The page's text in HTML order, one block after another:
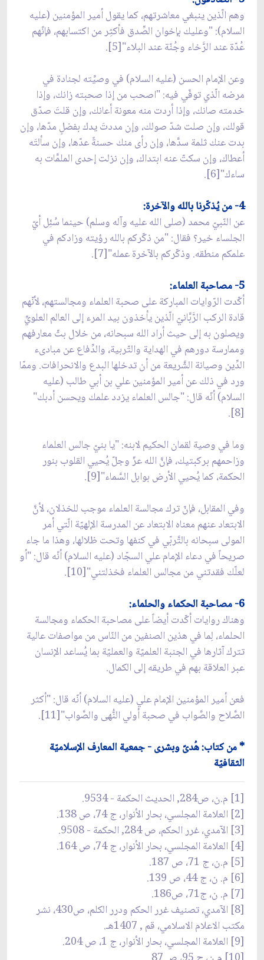
وهم الّذين ينبغي معاشرتهم، كما يقول أمير المؤمنين (عليه
السلام): "وعليك بإخوان الصِّدق فأكثِر من اكتسابهم، فإنّهم
عُدّة عند الرَّخاء وجُنّة عند البلاء"[5].
وعن الإمام الحسن (عليه السلام) في وصيِّته لجنادة في
مرضه الّذي توفّي فيه: "اصحب من إذا صحبته زانك، وإذا
خدمته صانك، وإذا أردت منه معونة أعانك، وإن قلتَ صدّق
قولك، وإن صلت شدّ صولك، وإن مددتَ يدك بفضلٍ مدّها، وإن
بدت عنك ثلمة سدَّها، وإن رأى منك حسنةً عدّها، وإن سألتَه
أعطاك، وإن سكتّ عنه ابتداك، وإن نزلت إحدى الملمَّات به
ساءك"[6].
4- من يُذكّرنا بالله والآخرة:
عن النّبيّ محمد (صلى الله عليه وآله وسلم) حينما سُئِل أيّ
الجلساء خير؟ فقال: "من ذكّركم بالله رؤيته وزادكم في
علمكم منطقه. وذكّركم بالآخرة عمله"[7].
5- مصاحبة العلماء:
أكّدت الرّوايات المباركة على صحبة العلماء ومجالستهم، لأنّهم
قادة الركب الرَّبَّانيّ الّذين يأخذون بيد المرء إلى العالم العلويِّ
ويصلون به إلى حيث أراد الله سبحانه، من خلال بثّ معارفهم
وممارسة دورهم في الهداية والتّربية، والدِّفاع عن مبادى‏ء
الدِّين وصيانة الشَّريعة من أن تدخلها البدع والانحرافات. وممّا
ورد في ذلك عن أمير المؤمنين علي بن أبي طالب (عليه
السلام) أنّه قال: "جالس العلماء يزدد علمك ويحسن أدبك"
[8].
وما في وصية لقمان الحكيم لابنه: "يا بنيّ جالس العلماء
وزاحمهم بركبتيك، فإنَّ الله عزّ وجلّ يُحيي القلوب بنور
الحكمة، كما يُحيي الأرض بوابل السَّماء"[9].
وفي المقابل، فإنّ ترك مجالسة العلماء موجب للخذلان، لأنَّ
الابتعاد عنهم معناه الابتعاد عن المدرسة الإلهيّة الّتي أمر
المولى سبحانه بالتَّربّي في كنفها وتحت ظلالها، وهذا ما جاء
صريحاً في دعاء الإمام علي السجّاد (عليه السلام) أنّه قال: "أو
لعلّك فقدتني من مجالس العلماء فخذلتني"[10].
6- مصاحبة الحكماء والحلماء:
وهناك روايات أكّدت أيضاً على مصاحبة الحكماء ومجالسة
الحلماء، لِما في هذين الصنفين من النّاس من مواصفات عالية
تترك آثارها في الجنبة العلميّة والعمليّة بما يُساعد الإنسان
عبر العلاقة بهم في طريقه إلى الكمال.
فعن أمير المؤمنين الإمام علي (عليه السلام) أنّه قال: "أكثر
الصَّلاح والصَّواب في صحبة أولي النُّهى والصَّواب"[11].
* من كتاب: هُدىً وبشرى - جمعية المعارف الإسلاميّة
الثقافيّة
[1] م.ن، ص284, الحديث الحكمة - 9534.
[2] العلامة المجلسي، بحار الأنوار، ج 74، ص 138.
[3] الآمدي، غرر الحكم، ص 284, الحكمة - 9508.
[4] العلامة المجلسي، بحار الأنوار، ج 74، ص 164.
[5] م.ن، ج 71، ص 187.
[6] م. ن، ج 44، ص 139.
[7] م. ن، ج‏71، ص‏186.
[8] الآمدي، تصنيف غرر الحكم ودرر الكلم، ص430، نشر
مكتب الاعلام الاسلامي، قم , 1407هـ.
[9] العلامة المجلسي، بحار الأنوار، ج 1، ص 204.